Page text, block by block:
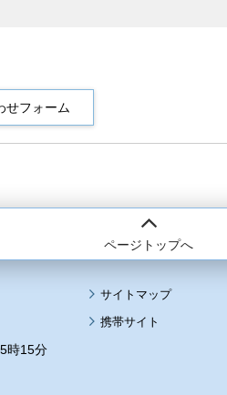
ページトップへ
時15分
サイトマップ
携帯サイト